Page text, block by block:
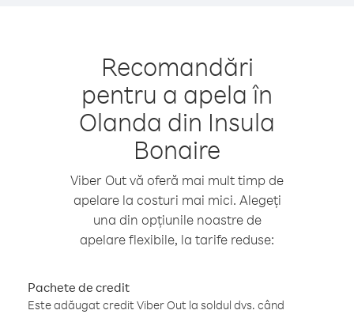
Recomandări
pentru a apela în
Olanda din Insula
Bonaire
Viber Out vă oferă mai mult timp de
apelare la costuri mai mici. Alegeți
una din opțiunile noastre de
apelare flexibile, la tarife reduse:
Pachete de credit
Este adăugat credit Viber Out la soldul dvs. când